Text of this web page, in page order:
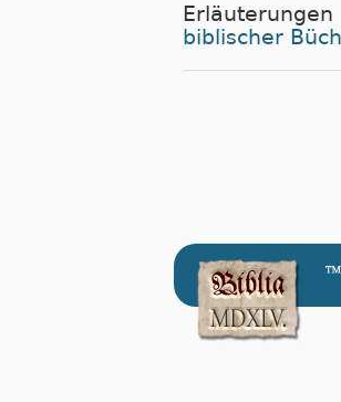
biblischer
™